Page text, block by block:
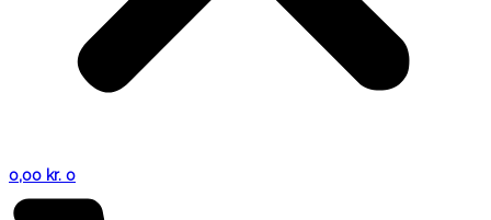
0,00 kr. 0